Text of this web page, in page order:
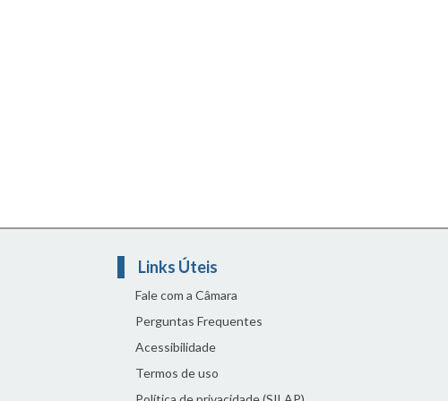
Links Úteis
Fale com a Câmara
Perguntas Frequentes
Acessibilidade
Termos de uso